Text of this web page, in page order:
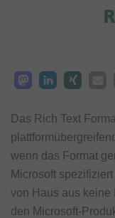
Das Rich Text
wenn das Format
Microsoft
von Haus aus keine
den Microsoft-